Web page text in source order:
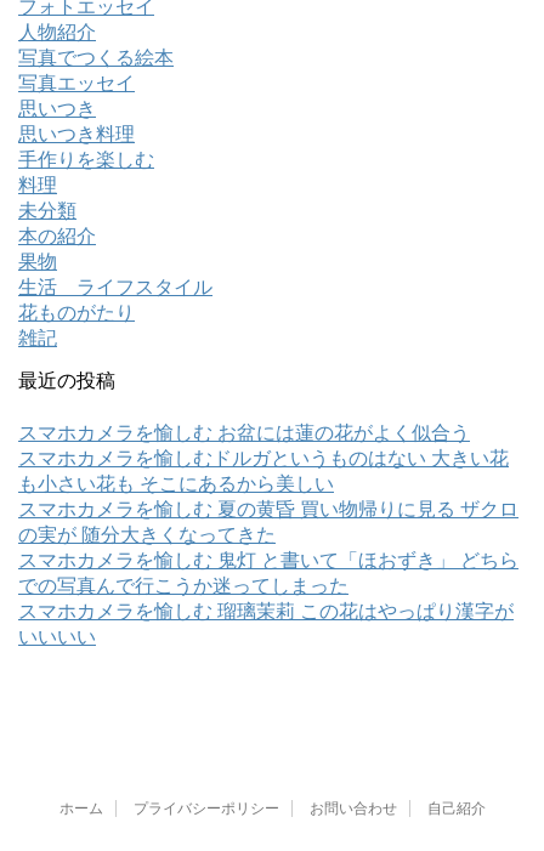
フォトエッセイ
人物紹介
写真でつくる絵本
写真エッセイ
思いつき
思いつき料理
手作りを楽しむ
料理
未分類
本の紹介
果物
生活 ライフスタイル
花ものがたり
雑記
最近の投稿
スマホカメラを愉しむ お盆には蓮の花がよく似合う
スマホカメラを愉しむドルガというものはない 大きい花
も小さい花も そこにあるから美しい
スマホカメラを愉しむ 夏の黄昏 買い物帰りに見る ザクロ
の実が 随分大きくなってきた
スマホカメラを愉しむ 鬼灯 と書いて「ほおずき」 どちら
での写真んで行こうか迷ってしまった
スマホカメラを愉しむ 瑠璃茉莉 この花はやっぱり漢字が
いいいい
ホーム プライバシーポリシー お問い合わせ 自己紹介